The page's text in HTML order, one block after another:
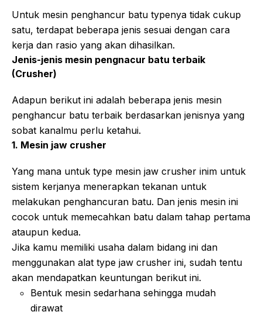
Untuk mesin penghancur batu typenya tidak cukup
satu, terdapat beberapa jenis sesuai dengan cara
kerja dan rasio yang akan dihasilkan.
Jenis-jenis mesin pengnacur batu terbaik
(Crusher)
Adapun berikut ini adalah beberapa jenis mesin
penghancur batu terbaik berdasarkan jenisnya yang
sobat kanalmu perlu ketahui.
1. Mesin jaw crusher
Yang mana untuk type mesin jaw crusher inim untuk
sistem kerjanya menerapkan tekanan untuk
melakukan penghancuran batu. Dan jenis mesin ini
cocok untuk memecahkan batu dalam tahap pertama
ataupun kedua.
Jika kamu memiliki usaha dalam bidang ini dan
menggunakan alat type jaw crusher ini, sudah tentu
akan mendapatkan keuntungan berikut ini.
Bentuk mesin sedarhana sehingga mudah
dirawat